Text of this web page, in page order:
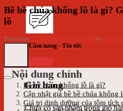
Cẩm nang - Tin tức
Giỏ hàng
Chưa có sản phẩm trong giỏ
Bề bề chúa khổng lồ là gì?
lồ
Posted on by
Nội dung chính
Bề bề chúa khổng lồ là gì?
Cập nhật giá bề bề chúa khổng
Giá trị dinh dưỡng của tôm tích